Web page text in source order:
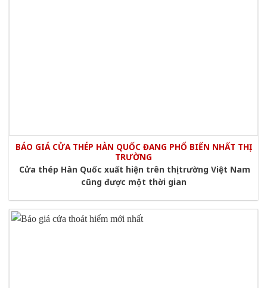
BÁO GIÁ CỬA THÉP HÀN QUỐC ĐANG PHỔ BIẾN NHẤT THỊ
TRƯỜNG
Cửa thép Hàn Quốc xuất hiện trên thị trường Việt Nam
cũng được một thời gian